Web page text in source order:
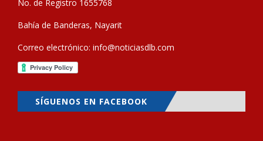
No. de Registro 1655768
Bahía de Banderas, Nayarit
Correo electrónico: info@noticiasdlb.com
SÍGUENOS EN FACEBOOK